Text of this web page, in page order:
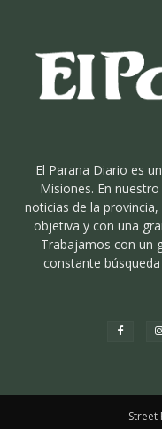
El Parana Diario es
Misiones. En
noticias de la
objetiva y con una
Trabajamos con un
constante
Street